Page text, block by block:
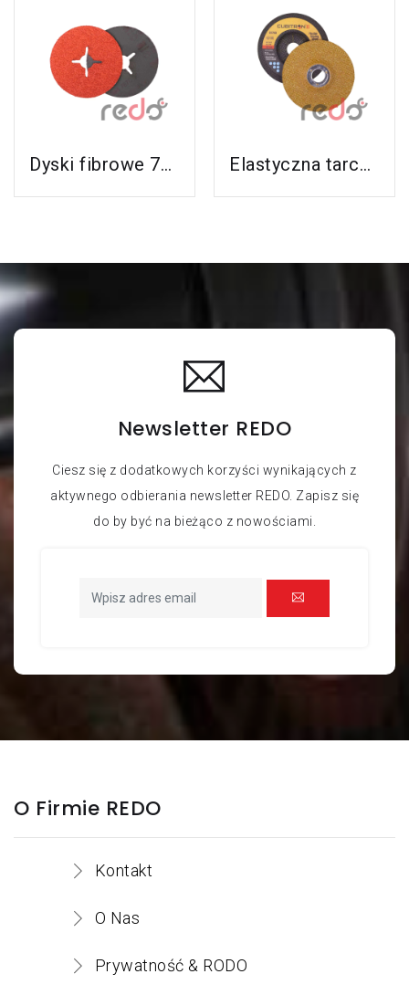
Zobacz Ten
Produkt
Dyski fibrowe 787C do stali nierdzewnej i aluminium
Zobacz Ten
Produkt
Elastyczna tarcza do szlifowania 3M™ Cubitron™ II (GoldCorps nowy GreenGorps)
Newsletter REDO
Ciesz się z dodatkowych korzyści wynikających z
aktywnego odbierania newsletter REDO. Zapisz się
do by być na bieżąco z nowościami.
O Firmie REDO
Kontakt
O Nas
Prywatność & RODO